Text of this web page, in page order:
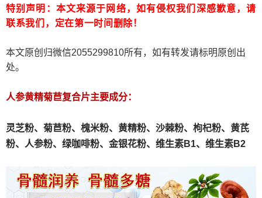
特别声明：本文来源于网络，如有侵权我们深感歉意，请
联系我们，定在第一时间删除！
本文原创归微信2055299810所有，如有转发请标明原创出
处。
人参黄精菊苣复合片主要成分：
灵芝粉、 菊苣粉、 槐米粉、 黄精粉、沙棘粉、枸杞粉、黄芪
粉、人参粉、绿咖啡粉、金银花粉、维生素B1、维生素B2